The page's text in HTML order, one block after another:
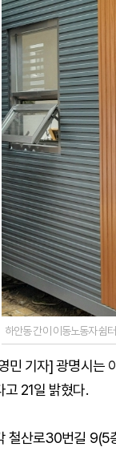
하안동 간이 이동노동자 쉼
민 기자] 광명시는
고 21일 밝혔다.
철산로30번길 9(5